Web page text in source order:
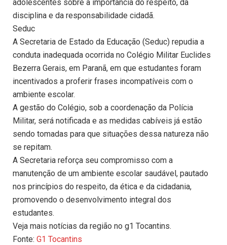
adolescentes sobre a importância do respeito, da
disciplina e da responsabilidade cidadã.
Seduc
A Secretaria de Estado da Educação (Seduc) repudia a
conduta inadequada ocorrida no Colégio Militar Euclides
Bezerra Gerais, em Paranã, em que estudantes foram
incentivados a proferir frases incompatíveis com o
ambiente escolar.
A gestão do Colégio, sob a coordenação da Polícia
Militar, será notificada e as medidas cabíveis já estão
sendo tomadas para que situações dessa natureza não
se repitam.
A Secretaria reforça seu compromisso com a
manutenção de um ambiente escolar saudável, pautado
nos princípios do respeito, da ética e da cidadania,
promovendo o desenvolvimento integral dos
estudantes.
Veja mais notícias da região no g1 Tocantins.
Fonte: G1 Tocantins